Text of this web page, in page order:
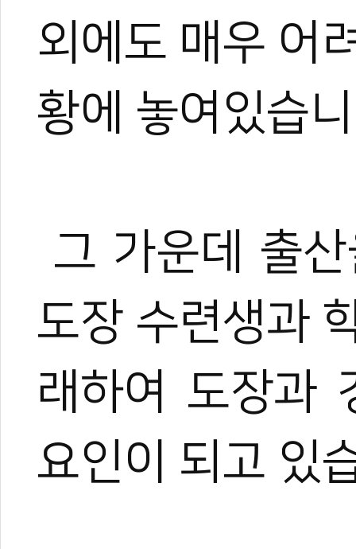
외에도 매우 어
황에 놓여있습
그 가운데 출
도장 수련생과
래하여 도장과
요인이 되고 있